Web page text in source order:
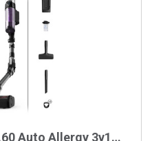
Auto Allergy 3v1…